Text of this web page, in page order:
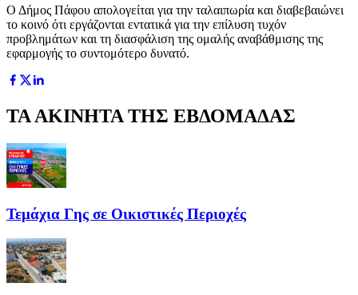
Ο Δήμος Πάφου απολογείται για την ταλαιπωρία και διαβεβαιώνει
το κοινό ότι εργάζονται εντατικά για την επίλυση τυχόν
προβλημάτων και τη διασφάλιση της ομαλής αναβάθμισης της
εφαρμογής το συντομότερο δυνατό.
ΤΑ ΑΚΙΝΗΤΑ ΤΗΣ ΕΒΔΟΜΑΔΑΣ
Τεμάχια Γης σε Οικιστικές Περιοχές